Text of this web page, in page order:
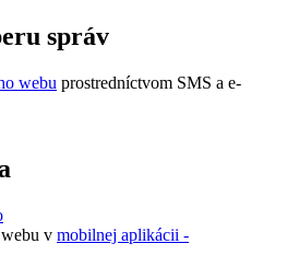
správ
webu prostredníctvom SMS a e-
v mobilnej aplikácii -